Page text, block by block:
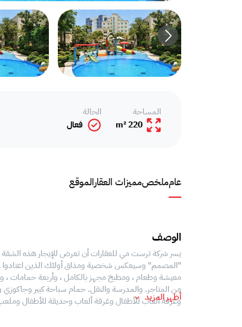
عامملخصمميزات العقارالموقع
المساحة
220 m²
الحالة
فعال
الوصف
يسر شركة ترست مي للعقارات أن تعرض للإيجار هذه الشقة
"المصمم" وسيعكس شخصية ومذاق أولئك الذين اعتادوا
معيشة وطعام ، ومطبخ مجهز بالكامل ، وأربعة حمامات ،
من المتاجر. والمدرسة والنقل. حمام سباحة كبير
وغرفة ألعاب للأطفال وغرفة ألعاب وحديقة للأطفال
أظهر المزيد